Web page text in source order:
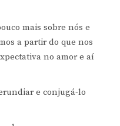
mais sobre nós e
a partir do que nos
no amor e aí
e conjugá-lo